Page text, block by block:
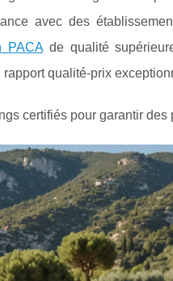
avec des
PACAde qualité
qualité-prix
certifiés pour garantir